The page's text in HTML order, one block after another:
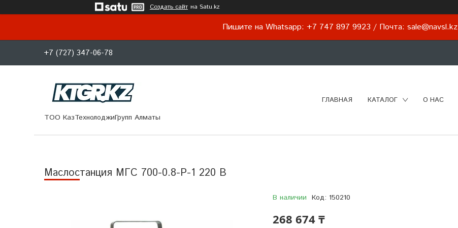
Создать сайт на Satu.kz
Пишите на Whatsapp: +7 747 897 9923 / Почта: sale@navsl.kz
+7 (727) 347-06-78
ТОО КазТехнолоджиГрупп Алматы
ГЛАВНАЯ КАТАЛОГ О НАС
Маслостанция МГС 700-0.8-Р-1 220 В
В наличии Код: 150210
268 674 ₸